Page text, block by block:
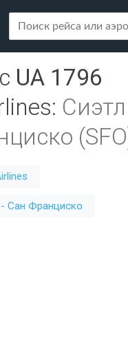
UA 1796
:
- Сан Франциско